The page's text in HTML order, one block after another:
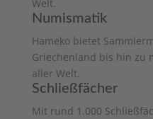
Welt.
Numismatik
Hameko bietet
Griechenland bis hin zu
aller Welt.
Schließfächer
Mit rund 1.000